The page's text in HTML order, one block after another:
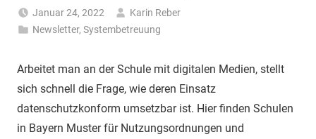
Januar 24, 2022
Karin Reber
Newsletter,Systembetreuung
Arbeitet man an der Schule mit digitalen Medien, stellt
sich schnell die Frage, wie deren Einsatz
datenschutzkonform umsetzbar ist. Hier finden Schulen
in Bayern Muster für Nutzungsordnungen und